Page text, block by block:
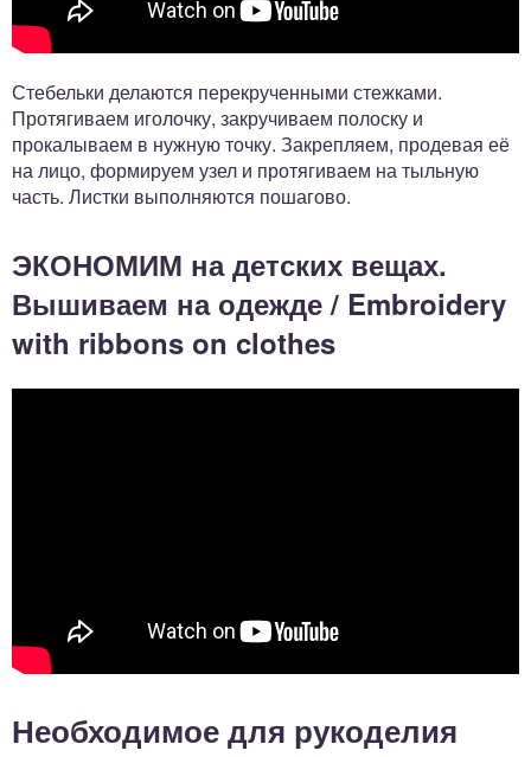
Стебельки делаются перекрученными стежками.
Протягиваем иголочку, закручиваем полоску и
прокалываем в нужную точку. Закрепляем, продевая её
на лицо, формируем узел и протягиваем на тыльную
часть. Листки выполняются пошагово.
ЭКОНОМИМ на детских вещах.
Вышиваем на одежде / Embroidery
with ribbons on clothes
Необходимое для рукоделия